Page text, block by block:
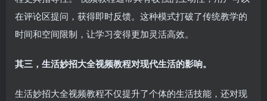
在评论区提问，获得即时反馈。这种模式打破了传统教学的
时间和空间限制，让学习变得更加灵活高效。
其三，生活妙招大全视频教程对现代生活的影响。
生活妙招大全视频教程不仅提升了个体的生活技能，还对现